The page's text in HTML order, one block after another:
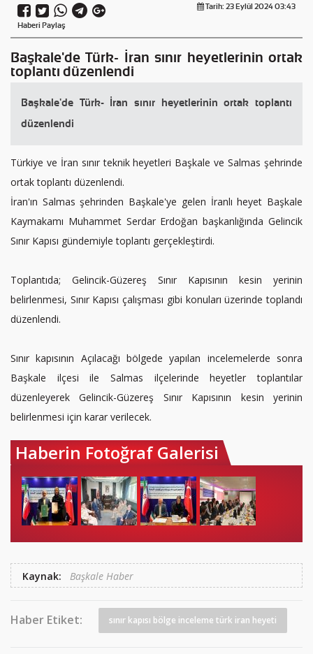
Haberi Paylaş
Tarih: 23 Eylül 2024 03:43
Başkale'de Türk- İran sınır heyetlerinin ortak
toplantı düzenlendi
Başkale'de Türk- İran sınır heyetlerinin ortak toplantı
düzenlendi
Türkiye ve İran sınır teknik heyetleri Başkale ve Salmas şehrinde
ortak toplantı düzenlendi.
İran'ın Salmas şehrinden Başkale'ye gelen İranlı heyet Başkale
Kaymakamı Muhammet Serdar Erdoğan başkanlığında Gelincik
Sınır Kapısı gündemiyle toplantı gerçekleştirdi.
Toplantıda; Gelincik-Güzereş Sınır Kapısının kesin yerinin
belirlenmesi, Sınır Kapısı çalışması gibi konuları üzerinde toplandı
düzenlendi.
Sınır kapısının Açılacağı bölgede yapılan incelemelerde sonra
Başkale ilçesi ile Salmas ilçelerinde heyetler toplantılar
düzenleyerek Gelincik-Güzereş Sınır Kapısının kesin yerinin
belirlenmesi için karar verilecek.
Haberin Fotoğraf Galerisi
Kaynak: Başkale Haber
Haber Etiket: sınır kapısı bölge inceleme türk iran heyeti